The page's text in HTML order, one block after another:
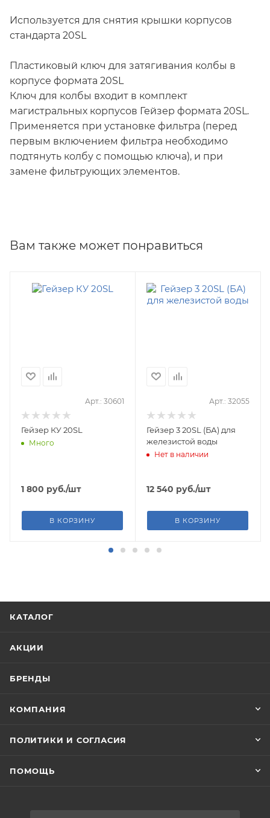
Используется для снятия крышки корпусов
стандарта 20SL
Пластиковый ключ для затягивания колбы в
корпусе формата 20SL
Ключ для колбы входит в комплект
магистральных корпусов Гейзер формата 20SL.
Применяется при установке фильтра (перед
первым включением фильтра необходимо
подтянуть колбу с помощью ключа), и при
замене фильтрующих элементов.
Вам также может понравиться
Арт.: 30601
Гейзер КУ 20SL
Много
1 800 руб./шт
В КОРЗИНУ
Арт.: 32055
Гейзер 3 20SL (БА) для
железистой воды
Нет в наличии
12 540 руб./шт
В КОРЗИНУ
КАТАЛОГ
АКЦИИ
БРЕНДЫ
КОМПАНИЯ
ПОЛИТИКИ И СОГЛАСИЯ
ПОМОЩЬ